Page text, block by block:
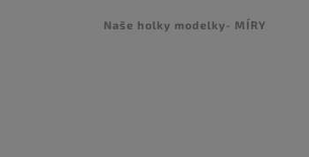
Naše holky modelky- MÍRY